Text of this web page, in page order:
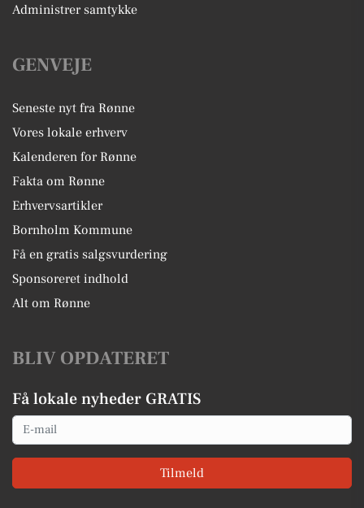
Administrer samtykke
GENVEJE
Seneste nyt fra Rønne
Vores lokale erhverv
Kalenderen for Rønne
Fakta om Rønne
Erhvervsartikler
Bornholm Kommune
Få en gratis salgsvurdering
Sponsoreret indhold
Alt om Rønne
BLIV OPDATERET
Få lokale nyheder GRATIS
Email
Tilmeld